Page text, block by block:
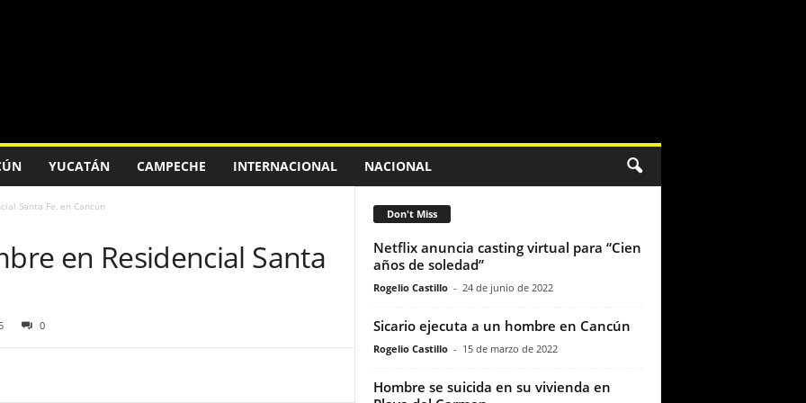
YUCATÁN CAMPECHE INTERNACIONAL NACIONAL
Santa Fe, en Cancún
en Residencial Santa
0
Don't Miss
Netflix anuncia casting virtual para “Cien
años de soledad”
Rogelio Castillo - 24 de junio de 2022
Sicario ejecuta a un hombre en Cancún
Rogelio Castillo - 15 de marzo de 2022
Hombre se suicida en su vivienda en